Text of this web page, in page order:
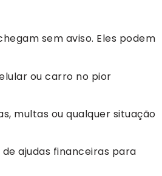
sem aviso. Eles podem
ou carro no pior
multas ou qualquer situação
ajudas financeiras para